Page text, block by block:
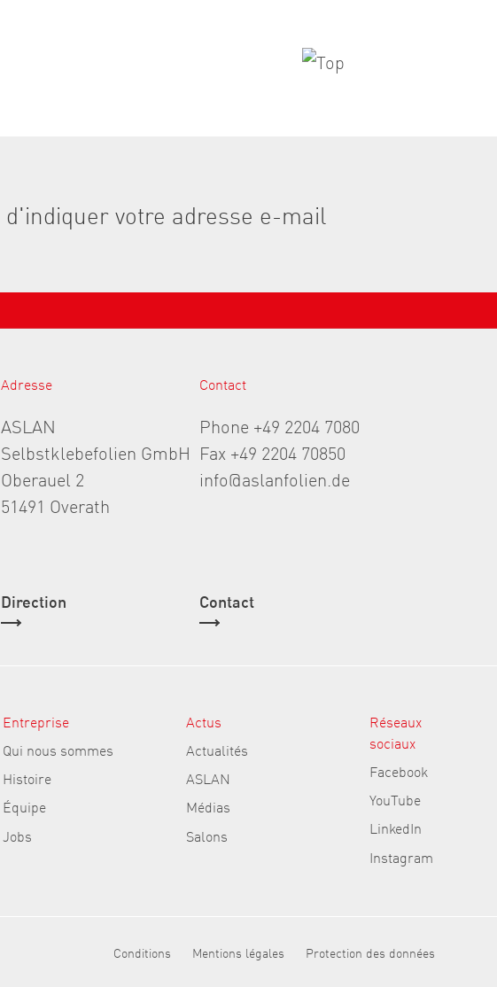
Adresse
ASLAN
Selbstklebefolien GmbH
Oberauel 2
51491 Overath
Direction
Contact
Phone +49 2204 7080
Fax +49 2204 70850
info@aslanfolien.de
Contact
Entreprise
Qui nous sommes
Histoire
Équipe
Jobs
Actus
Actualités
ASLAN
Médias
Salons
Réseaux
sociaux
Facebook
YouTube
LinkedIn
Instagram
Conditions Mentions légales Protection des données